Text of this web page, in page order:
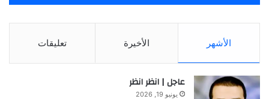
الأشهر الأخيرة تعليقات
عاجل | انظر انظر
يونيو 19, 2026